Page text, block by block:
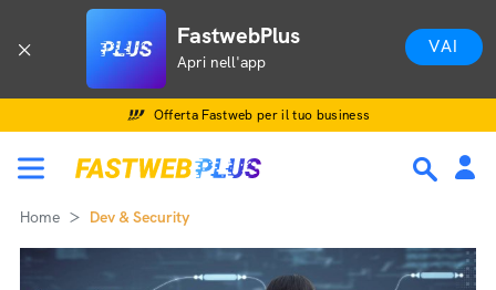
FastwebPlus
Apri nell'app
VAI
Offerta Fastweb per il tuo business
Home Dev & Security